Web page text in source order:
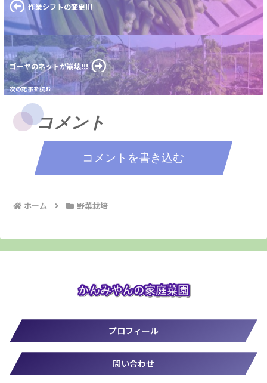
作業シフトの変更!!!
ゴーヤのネットが崩壊!!!
コメント
コメントを書き込む
ホーム 野菜栽培
プロフィール
問い合わせ